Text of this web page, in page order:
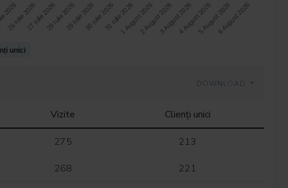
unici
26 Iulie 202627 Iulie 202628 Iulie 202629 Iulie 202630 Iulie 202631 Iulie 20261 August 20262 August 20263 August 20264 August 20265 August 20266 August 2026
DOWNLOAD
Vizite Clienți unici
275 213
268 221